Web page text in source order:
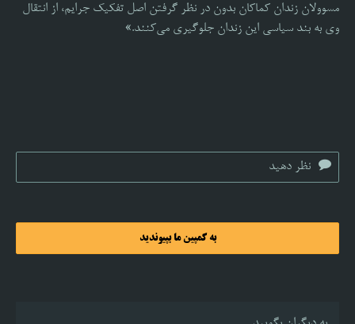
مسوولان زندان کماکان بدون در نظر گرفتن اصل تفکیک جرایم، از انتقال
وی به بند سیاسی این زندان جلوگیری می‌کنند.»
به کمپین ما بپیوندید